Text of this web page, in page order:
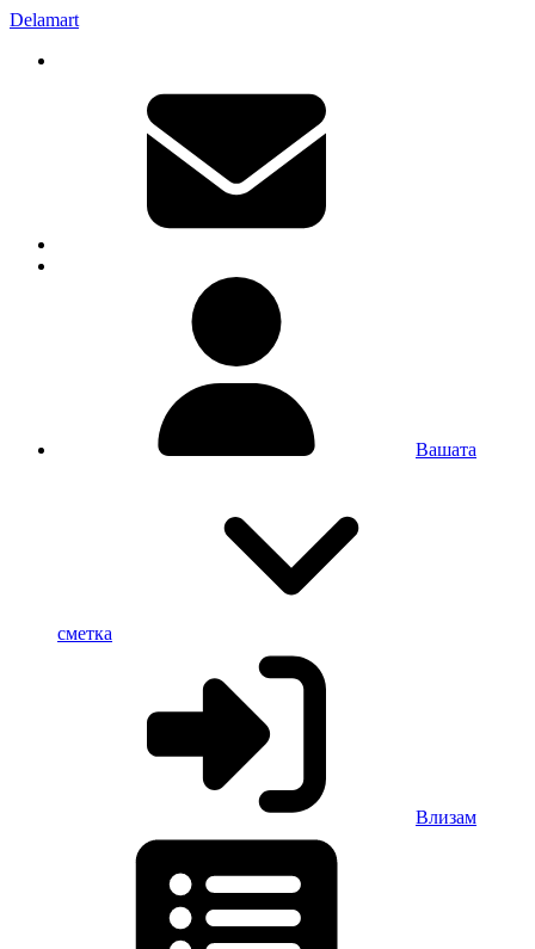
Delamart
Вашата
сметка
Влизам